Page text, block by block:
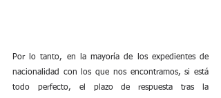
Por lo tanto, en la mayoría de los expedientes de
nacionalidad con los que nos encontramos, si está
todo perfecto, el plazo de respuesta tras la